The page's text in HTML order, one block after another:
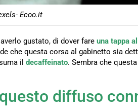
Ecoo.it
gustato, di dover fare una tappa
che questa corsa al gabinetto sia
il decaffeinato. Sembra che
diffuso